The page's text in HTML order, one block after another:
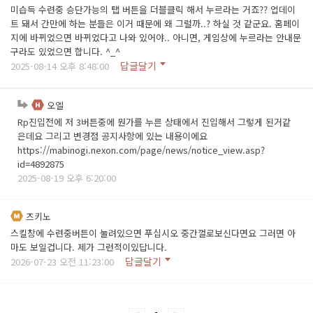
미습득 수련중 승단가능의 탭 버튼을 더블클릭 해서 누르라는 거죠?? 업데이
트 돼서 간만에 하는 분들은 이거 때문에 왜 그럴까..? 하실 것 같군요. 홈페이
지에 바뀌었으면 바뀌었다고 나와 있어야.. 아니면, 게임상에 누르라는 안내문
구라도 있었으면 합니다. ^_^
2025-08-14 오후 8:48:00
답글달기
오엘
Rp진입전에 저 3버튼중에 뭔가를 누른 상태에서 진입해서 그렇게 된거같
은데요 그리고 변경점 공지사항에 있는 내용이에요
https://mabinogi.nexon.com/page/news/notice_view.asp?
id=4892875
2025-08-19 오후 6:20:00
즈키노
스킬창에 수련중버튼이 눌려있으면 푸십시오 중간껄로보신다면요 그러면 아
마도 보일겁니다. 제가 그런적이있답니다.
2026-07-23 오전 11:23:00
답글달기